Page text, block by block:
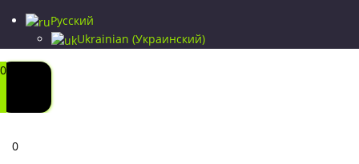
Русский
Ukrainian (Украинский)
0
0